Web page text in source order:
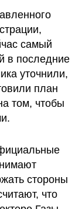
самый
в последние
уточнили,
план
том, чтобы
стороны
что